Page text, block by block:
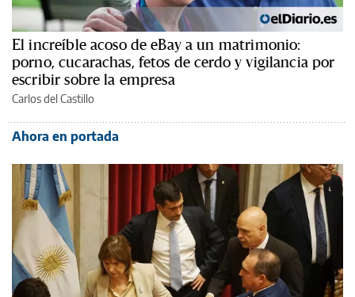
El increíble acoso de eBay a un matrimonio:
porno, cucarachas, fetos de cerdo y vigilancia por
escribir sobre la empresa
Carlos del Castillo
Ahora en portada